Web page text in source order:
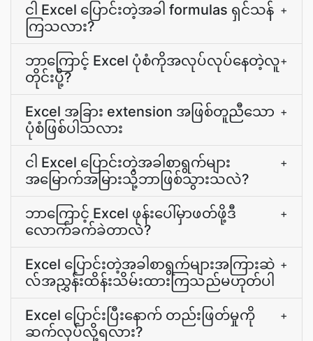
ငါ Excel ပြောင်းတဲ့အခါ formulas ရှင်သန်
ကြသလား?
+
ဘာကြောင့် Excel ပုံစံကိုအလုပ်လုပ်နေတဲ့လူ
တိုင်းပို့?
+
Excel အခြား extension အဖြစ်တူညီသော
ပုံစံဖြစ်ပါသလား
+
ငါ Excel ပြောင်းတဲ့အခါစာရွက်များ
အမြောက်အမြားသို့ဘာဖြစ်သွားသလဲ?
+
ဘာကြောင့် Excel ဖုန်းပေါ်မှာဖတ်ဖို့ဒီ
လောက်ခက်ခဲတာလဲ?
+
Excel ပြောင်းတဲ့အခါစာရွက်များအကြားဆဲ
လ်အညွှန်းထိန်းသိမ်းထားကြသည်မဟုတ်ပါ
+
Excel ပြောင်းပြီးနောက် တည်းဖြတ်မှုကို
ဆက်လုပ်လို့ရလား?
+